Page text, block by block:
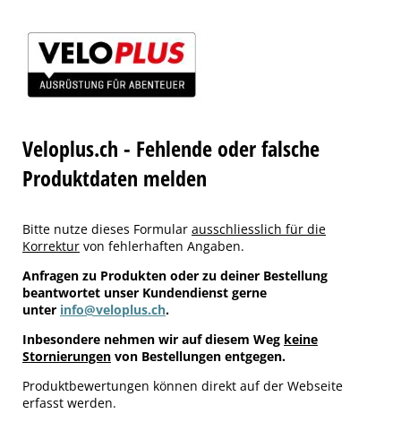
Veloplus.ch - Fehlende oder falsche
Produktdaten melden
Bitte nutze dieses Formular ausschliesslich für die
Korrektur von fehlerhaften Angaben.
Anfragen zu Produkten oder zu deiner Bestellung
beantwortet unser Kundendienst gerne
unter info@veloplus.ch.
Inbesondere nehmen wir auf diesem Weg keine
Stornierungen von Bestellungen entgegen.
Produktbewertungen können direkt auf der Webseite
erfasst werden.